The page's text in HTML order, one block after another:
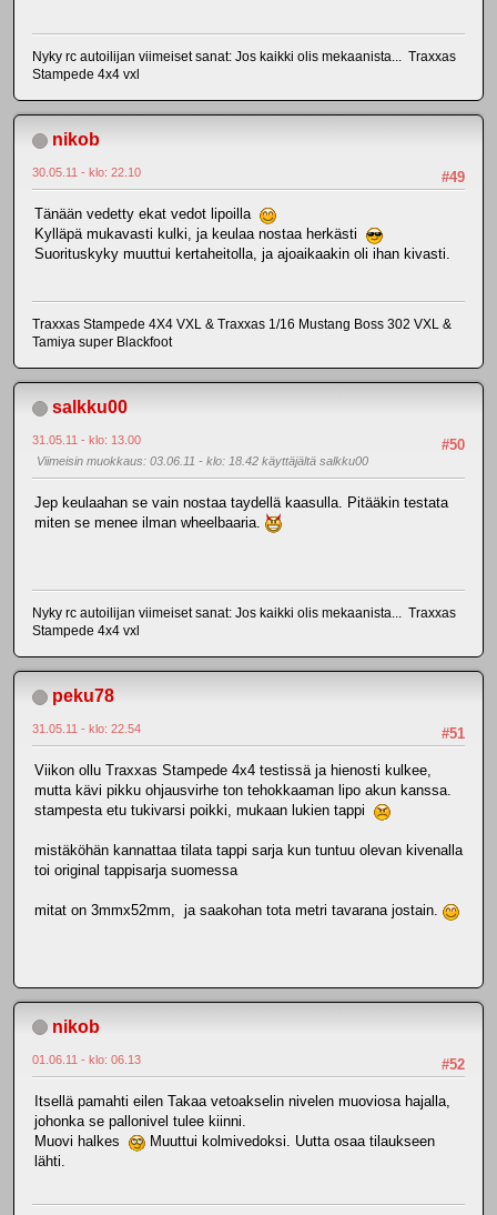
Nyky rc autoilijan viimeiset sanat: Jos kaikki olis mekaanista... Traxxas
Stampede 4x4 vxl
nikob
#49
30.05.11 - klo: 22.10
Tänään vedetty ekat vedot lipoilla
Kylläpä mukavasti kulki, ja keulaa nostaa herkästi
Suorituskyky muuttui kertaheitolla, ja ajoaikaakin oli ihan kivasti.
Traxxas Stampede 4X4 VXL & Traxxas 1/16 Mustang Boss 302 VXL &
Tamiya super Blackfoot
salkku00
#50
31.05.11 - klo: 13.00
Viimeisin muokkaus: 03.06.11 - klo: 18.42 käyttäjältä salkku00
Jep keulaahan se vain nostaa taydellä kaasulla. Pitääkin testata
miten se menee ilman wheelbaaria.
Nyky rc autoilijan viimeiset sanat: Jos kaikki olis mekaanista... Traxxas
Stampede 4x4 vxl
peku78
#51
31.05.11 - klo: 22.54
Viikon ollu Traxxas Stampede 4x4 testissä ja hienosti kulkee,
mutta kävi pikku ohjausvirhe ton tehokkaaman lipo akun kanssa.
stampesta etu tukivarsi poikki, mukaan lukien tappi
mistäköhän kannattaa tilata tappi sarja kun tuntuu olevan kivenalla
toi original tappisarja suomessa
mitat on 3mmx52mm, ja saakohan tota metri tavarana jostain.
nikob
#52
01.06.11 - klo: 06.13
Itsellä pamahti eilen Takaa vetoakselin nivelen muoviosa hajalla,
johonka se pallonivel tulee kiinni.
Muovi halkes
Muuttui kolmivedoksi. Uutta osaa tilaukseen
lähti.